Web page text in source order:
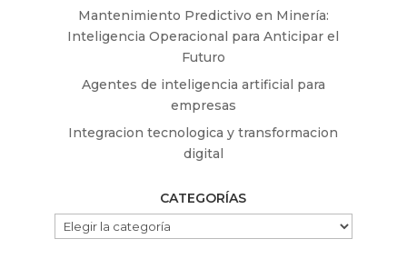
Mantenimiento Predictivo en Minería:
Inteligencia Operacional para Anticipar el
Futuro
Agentes de inteligencia artificial para
empresas
Integracion tecnologica y transformacion
digital
CATEGORÍAS
CATEGORÍAS